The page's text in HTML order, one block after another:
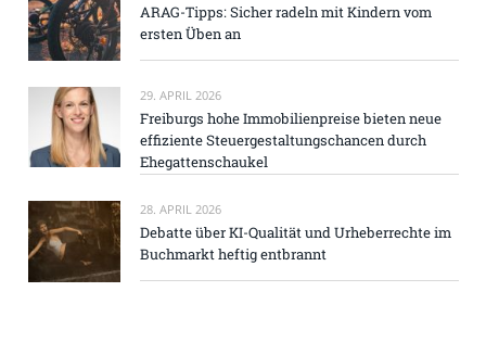
ARAG-Tipps: Sicher radeln mit Kindern vom
ersten Üben an
29. APRIL 2026
Freiburgs hohe Immobilienpreise bieten neue
effiziente Steuergestaltungschancen durch
Ehegattenschaukel
28. APRIL 2026
Debatte über KI-Qualität und Urheberrechte im
Buchmarkt heftig entbrannt